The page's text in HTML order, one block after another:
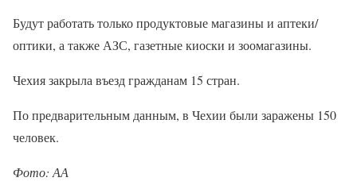
Будут работать только продуктовые магазины и аптеки/
оптики, а также АЗС, газетные киоски и зоомагазины.
Чехия закрыла въезд гражданам 15 стран.
По предварительным данным, в Чехии были заражены 150
человек.
Фото: АА